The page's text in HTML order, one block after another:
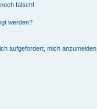
falsch!
werden?
aufgefordert, mich anzumelden.